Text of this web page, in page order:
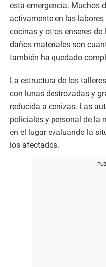
esta emergencia. Muchos
activamente en las
cocinas y otros enseres
daños materiales son
también ha quedado
La estructura de los
con lunas destrozadas y
reducida a cenizas. Las
policiales y personal de la
en el lugar evaluando la
los afectados.